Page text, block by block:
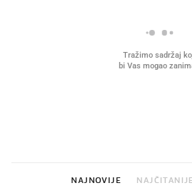
NAJNOVIJE NAJČITANIJE